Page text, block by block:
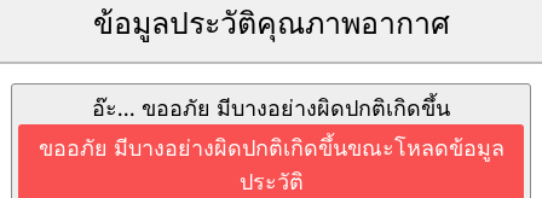
ข้อมูลประวัติคุณภาพอากาศ
อ๊ะ... ขออภัย มีบางอย่างผิดปกติเกิดขึ้น
ขออภัย มีบางอย่างผิดปกติเกิดขึ้นขณะโหลดข้อมูล
ประวัติ